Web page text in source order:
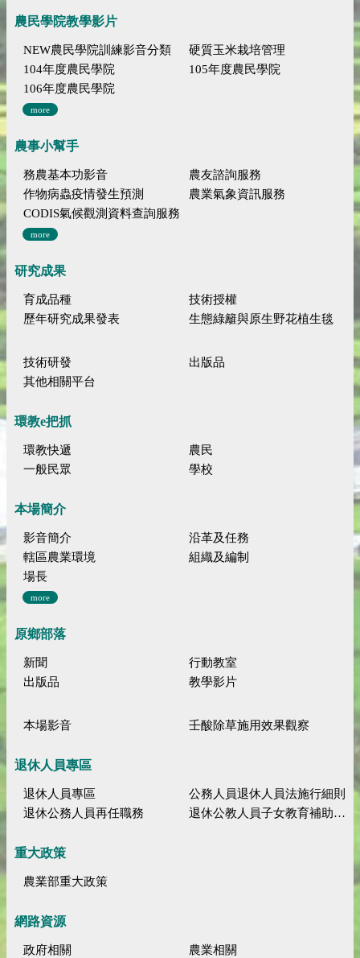
農民學院教學影片
NEW農民學院訓練影音分類
硬質玉米栽培管理
104年度農民學院
105年度農民學院
106年度農民學院
more
農事小幫手
務農基本功影音
農友諮詢服務
作物病蟲疫情發生預測
農業氣象資訊服務
CODIS氣候觀測資料查詢服務
more
研究成果
育成品種
技術授權
歷年研究成果發表
生態綠籬與原生野花植生毯
技術研發
出版品
其他相關平台
環教e把抓
環教快遞
農民
一般民眾
學校
本場簡介
影音簡介
沿革及任務
轄區農業環境
組織及編制
場長
more
原鄉部落
新聞
行動教室
出版品
教學影片
本場影音 壬酸除草施用效果觀察
退休人員專區
退休人員專區
公務人員退休人員法施行細則
退休公務人員再任職務
退休公教人員子女教育補助規定
重大政策
農業部重大政策
網路資源
政府相關
農業相關